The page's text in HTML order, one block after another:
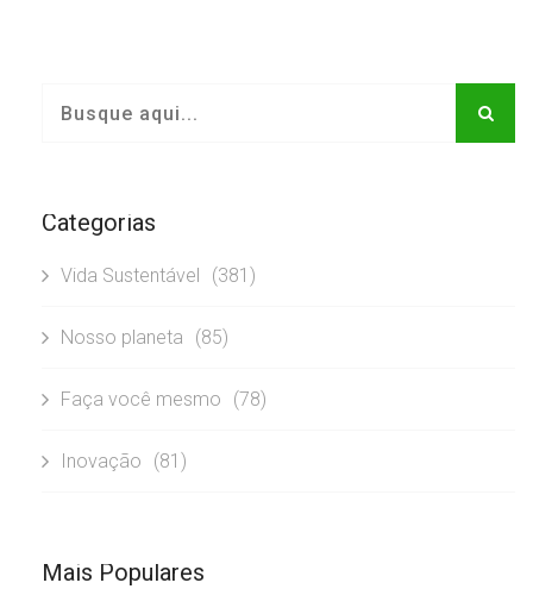
Categorias
Vida Sustentável (381)
Nosso planeta (85)
Faça você mesmo (78)
Inovação (81)
Mais Populares